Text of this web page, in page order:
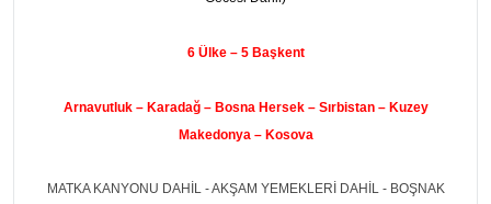
6 Ülke – 5 Başkent
Arnavutluk – Karadağ – Bosna Hersek – Sırbistan – Kuzey
Makedonya – Kosova
MATKA KANYONU DAHİL - AKŞAM YEMEKLERİ DAHİL - BOŞNAK